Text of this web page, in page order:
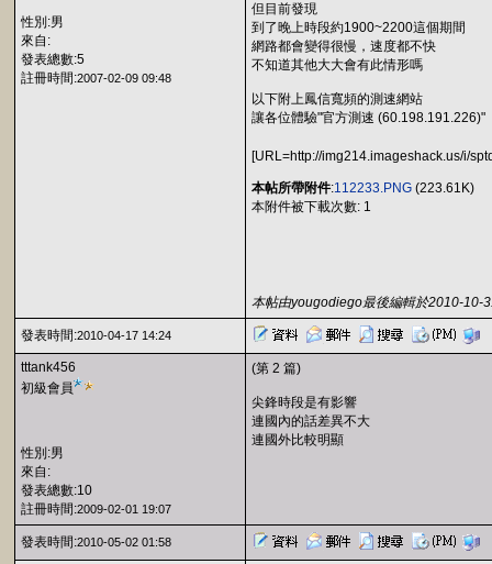
性別:男
來自:
發表總數:5
註冊時間:2007-02-09 09:48
但目前發現
到了晚上時段約1900~2200這個期間
網路都會變得很慢，速度都不快
不知道其他大大會有此情形嗎
以下附上鳳信寬頻的測速網站
讓各位體驗"官方測速 (60.198.191.226)"
[URL=http://img214.imageshack.us/i/
本帖所帶附件:112233.PNG (223.61K)
本附件被下載次數: 1
本帖由yougodiego最後編輯於2010-10-
發表時間:2010-04-17 14:24
tttank456
初級會員
性別:男
來自:
發表總數:10
註冊時間:2009-02-01 19:07
(第 2 篇)
尖鋒時段是有影響
連國內的話差異不大
連國外比較明顯
發表時間:2010-05-02 01:58